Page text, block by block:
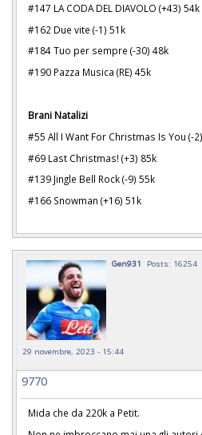
#147 LA CODA DEL DIAVOLO (+43) 54k
#162 Due vite (-1) 51k
#184 Tuo per sempre (-30) 48k
#190 Pazza Musica (RE) 45k
Brani Natalizi
#55 All I Want For Christmas Is You (-
#69 Last Christmas! (+3) 85k
#139 Jingle Bell Rock (-9) 55k
#166 Snowman (+16) 51k
Gen931 Posts: 16254
29 novembre, 2023 - 15:44
9770
Mida che da 220k a Petit.